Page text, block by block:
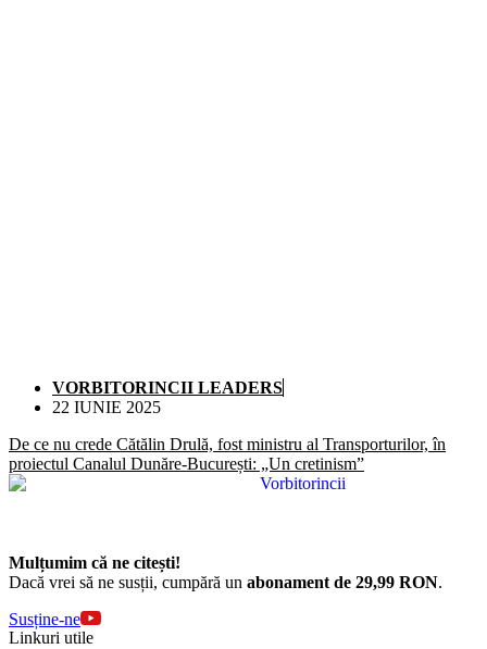
VORBITORINCII LEADERS
22 IUNIE 2025
De ce nu crede Cătălin Drulă, fost ministru al Transporturilor, în
proiectul Canalul Dunăre-București: „Un cretinism”
Mulțumim că ne citești!
Dacă vrei să ne susții, cumpără un abonament de 29,99 RON.
Susține-ne
Linkuri utile